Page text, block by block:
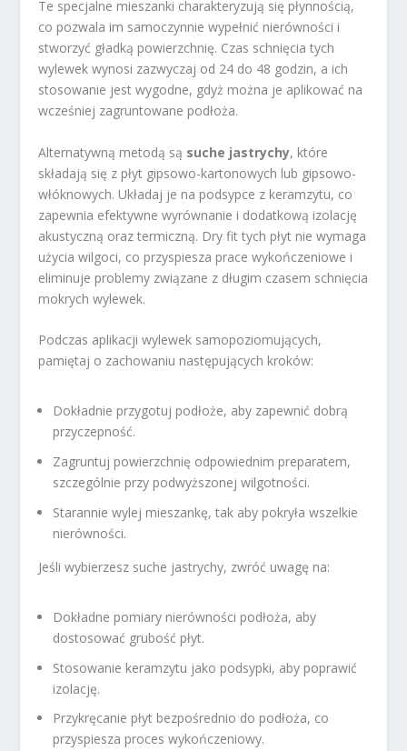
Te specjalne mieszanki charakteryzują się płynnością,
co pozwala im samoczynnie wypełnić nierówności i
stworzyć gładką powierzchnię. Czas schnięcia tych
wylewek wynosi zazwyczaj od 24 do 48 godzin, a ich
stosowanie jest wygodne, gdyż można je aplikować na
wcześniej zagruntowane podłoża.
Alternatywną metodą są suche jastrychy, które
składają się z płyt gipsowo-kartonowych lub gipsowo-
włóknowych. Układaj je na podsypce z keramzytu, co
zapewnia efektywne wyrównanie i dodatkową izolację
akustyczną oraz termiczną. Dry fit tych płyt nie wymaga
użycia wilgoci, co przyspiesza prace wykończeniowe i
eliminuje problemy związane z długim czasem schnięcia
mokrych wylewek.
Podczas aplikacji wylewek samopoziomujących,
pamiętaj o zachowaniu następujących kroków:
Dokładnie przygotuj podłoże, aby zapewnić dobrą
przyczepność.
Zagruntuj powierzchnię odpowiednim preparatem,
szczególnie przy podwyższonej wilgotności.
Starannie wylej mieszankę, tak aby pokryła wszelkie
nierówności.
Jeśli wybierzesz suche jastrychy, zwróć uwagę na:
Dokładne pomiary nierówności podłoża, aby
dostosować grubość płyt.
Stosowanie keramzytu jako podsypki, aby poprawić
izolację.
Przykręcanie płyt bezpośrednio do podłoża, co
przyspiesza proces wykończeniowy.